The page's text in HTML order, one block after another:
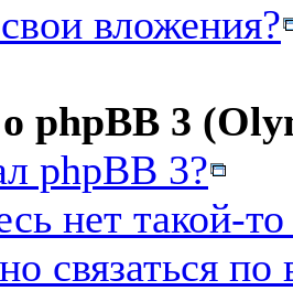
вложения?
phpBB 3
phpBB 3?
нет такой-
связаться по